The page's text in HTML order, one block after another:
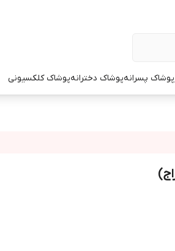
پوشاک پسرانهپوشاک دخترانهپوشاک کلکسیونی